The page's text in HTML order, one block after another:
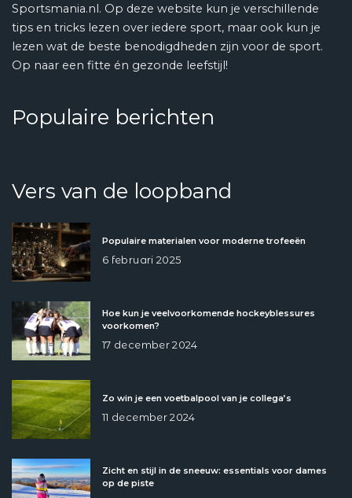
Sportsmania.nl. Op deze website kun je verschillende
tips en tricks lezen over iedere sport, maar ook kun je
lezen wat de beste benodigdheden zijn voor de sport.
Op naar een fitte én gezonde leefstijl!
Populaire berichten
Vers van de loopband
Populaire materialen voor moderne trofeeën
6 februari 2025
Hoe kun je veelvoorkomende hockeyblessures
voorkomen?
17 december 2024
Zo win je een voetbalpool van je collega’s
11 december 2024
Zicht en stijl in de sneeuw: essentials voor dames
op de piste